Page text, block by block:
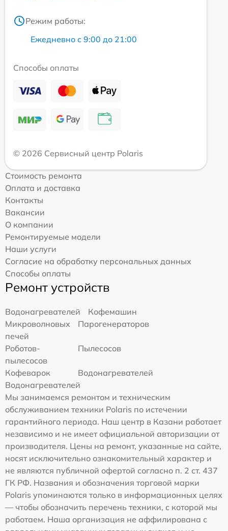
Режим работы:
Ежедневно с 9:00 до 21:00
Способы оплаты
© 2026 Сервисный центр Polaris
Стоимость ремонта
Оплата и доставка
Контакты
Вакансии
О компании
Ремонтируемые модели
Наши услуги
Согласие на обработку персональных данных
Способы оплаты
Ремонт устройств
Водонагревателей
Кофемашин
Микроволновых
печей
Парогенераторов
Роботов-
пылесосов
Пылесосов
Кофеварок
Водонагревателей
Водонагревателей
Мы занимаемся ремонтом и техническим
обслуживанием техники Polaris по истечении
гарантийного периода. Наш центр в Казани работает
независимо и не имеет официальной авторизации от
производителя. Цены на ремонт, указанные на сайте,
носят исключительно ознакомительный характер и
не являются публичной офертой согласно п. 2 ст. 437
ГК РФ. Названия и обозначения торговой марки
Polaris упоминаются только в информационных целях
— чтобы обозначить перечень техники, с которой мы
работаем. Наша организация не аффилирована с